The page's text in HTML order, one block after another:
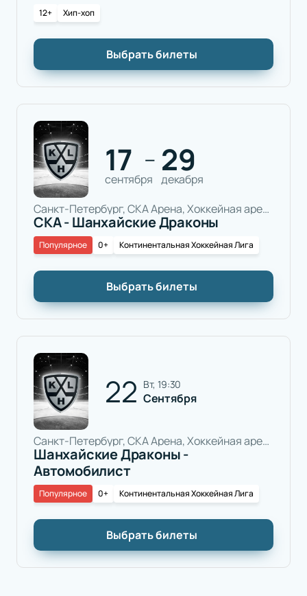
12+ Хип-хоп
Выбрать билеты
17
сентября
— 29
декабря
Санкт-Петербург, СКА Арена, Хоккейная арена
СКА - Шанхайские Драконы
0+ Континентальная Хоккейная Лига
Популярное
Выбрать билеты
22 вт, 19:30
Сентября
Санкт-Петербург, СКА Арена, Хоккейная арена
Шанхайские Драконы -
Автомобилист
0+ Континентальная Хоккейная Лига
Популярное
Выбрать билеты